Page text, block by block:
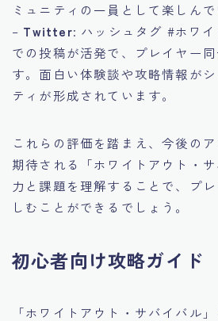
ミュニティの一員として楽しんで
– Twitter: ハッシュタグ #ホワ
での投稿が活発で、プレイヤー
す。面白い体験談や攻略情報が
ティが形成されています。
これらの評価を踏まえ、今後の
期待される「ホワイトアウト・
力と課題を理解することで、プ
しむことができるでしょう。
初心者向け攻略ガイド
「ホワイトアウト・サバイバル